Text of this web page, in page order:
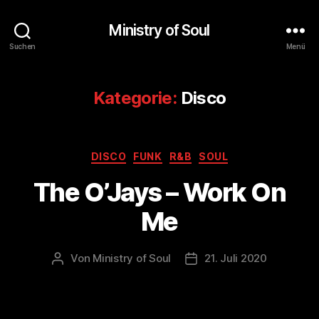
Suchen
Ministry of Soul
Menü
Kategorie: Disco
Kategorien
DISCO FUNK R&B SOUL
The O’Jays – Work On
Me
Beitragsautor
Von Ministry of Soul Veröffentlichungsdatum
21. Juli 2020